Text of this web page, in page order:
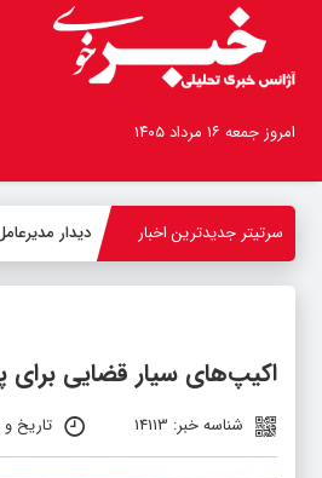
امروز جمعه ۱۶ مرداد ۱۴۰۵
سرتیتر جدیدترین اخبار
اکیپ‌های سیار قضایی برای
شناسه خبر: 14113 تاریخ و زمان